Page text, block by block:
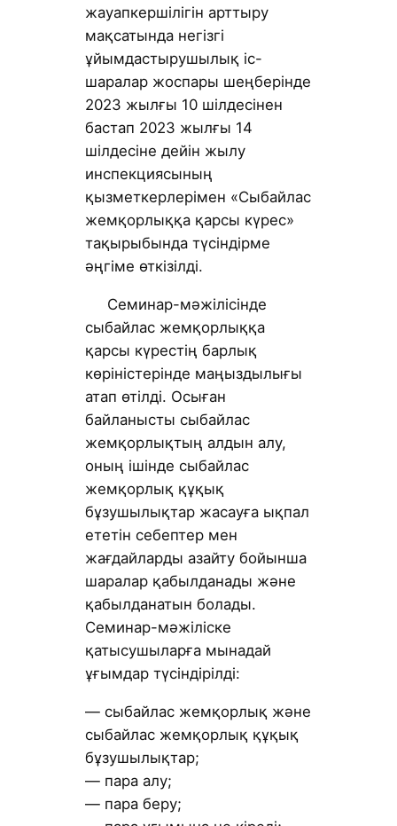
жауапкершілігін арттыру
мақсатында негізгі
ұйымдастырушылық іс-
шаралар жоспары шеңберінде
2023 жылғы 10 шілдесінен
бастап 2023 жылғы 14
шілдесіне дейін жылу
инспекциясының
қызметкерлерімен «Сыбайлас
жемқорлыққа қарсы күрес»
тақырыбында түсіндірме
әңгіме өткізілді.
Семинар-мәжілісінде
сыбайлас жемқорлыққа
қарсы күрестің барлық
көріністерінде маңыздылығы
атап өтілді. Осыған
байланысты сыбайлас
жемқорлықтың алдын алу,
оның ішінде сыбайлас
жемқорлық құқық
бұзушылықтар жасауға ықпал
ететін себептер мен
жағдайларды азайту бойынша
шаралар қабылданады және
қабылданатын болады.
Семинар-мәжіліске
қатысушыларға мынадай
ұғымдар түсіндірілді:
— сыбайлас жемқорлық және
сыбайлас жемқорлық құқық
бұзушылықтар;
— пара алу;
— пара беру;